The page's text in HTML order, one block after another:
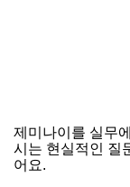
제미나이를 실무
시는 현실적인 질
어요.